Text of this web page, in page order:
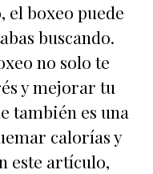
el boxeo puede
buscando.
no solo te
y mejorar tu
también es una
calorías y
este artículo,